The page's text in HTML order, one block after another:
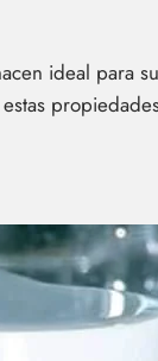
ideal para